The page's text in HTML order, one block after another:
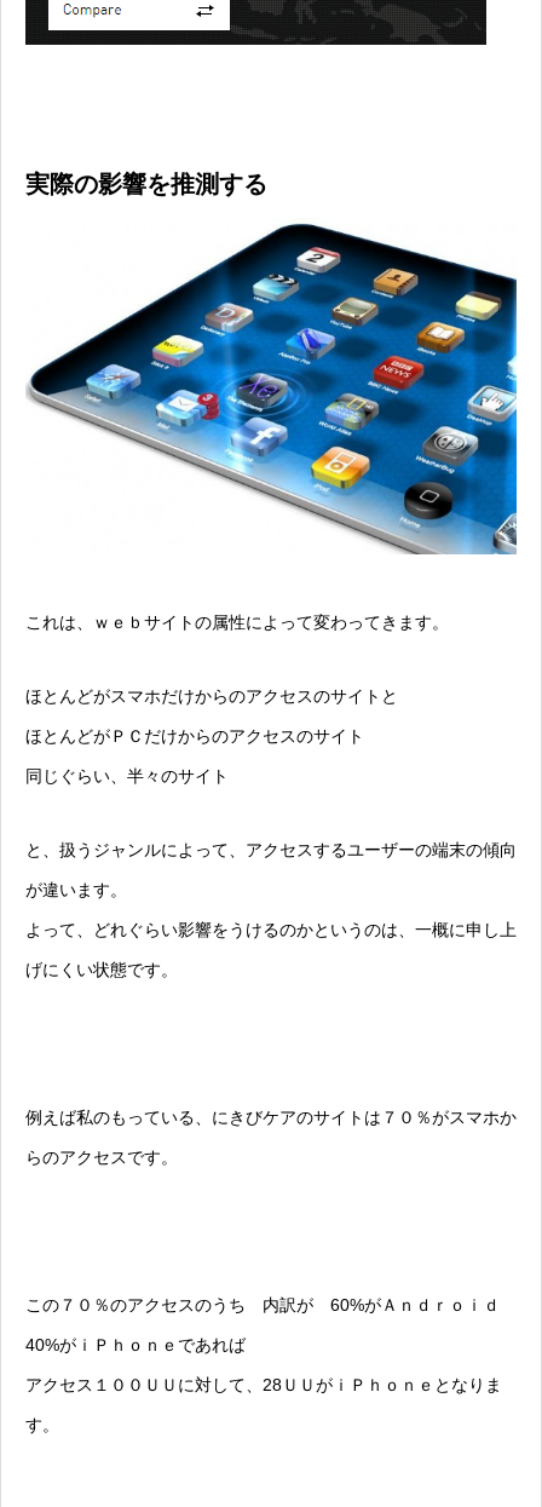
実際の影響を推測する
これは、ｗｅｂサイトの属性によって変わってきます。
ほとんどがスマホだけからのアクセスのサイトと
ほとんどがＰＣだけからのアクセスのサイト
同じぐらい、半々のサイト
と、扱うジャンルによって、アクセスするユーザーの端末の傾向
が違います。
よって、どれぐらい影響をうけるのかというのは、一概に申し上
げにくい状態です。
例えば私のもっている、にきびケアのサイトは７０％がスマホか
らのアクセスです。
この７０％のアクセスのうち 内訳が 60%がＡｎｄｒｏｉｄ
40%がｉＰｈｏｎｅであれば
アクセス１００ＵＵに対して、28ＵＵがｉＰｈｏｎｅとなりま
す。